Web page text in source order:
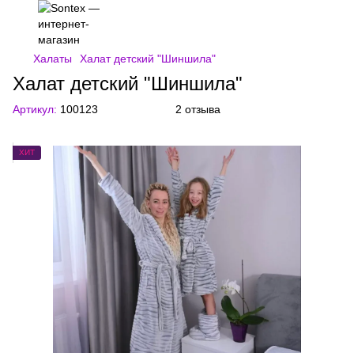
Халаты Халат детский "Шиншила"
Халат детский "Шиншила"
Артикул: 100123 2 отзыва
ХИТ